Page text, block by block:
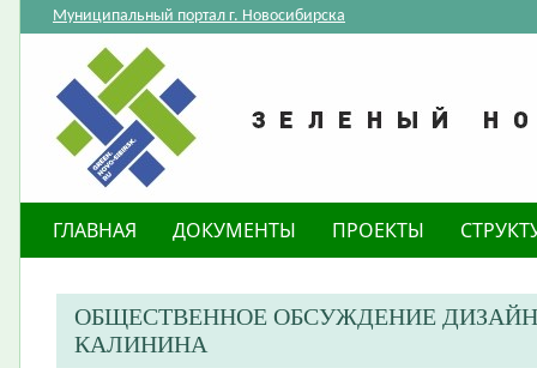
Муниципальный портал г. Новосибирска
ГЛАВНАЯ ДОКУМЕНТЫ ПРОЕКТЫ
ОБЩЕСТВЕННОЕ ОБСУЖДЕНИЕ
КАЛИНИНА